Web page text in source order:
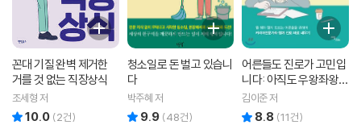
꼰대 기질 완벽 제거한
거를 것 없는 직장상식
조세형 저
10.0 (2건)
청소일로 돈 벌고 있습니
다
박주혜 저
9.9 (48건)
어른들도 진로가 고민입
니다: 아직도 우왕좌왕하
는 어른들을 위한 진로상
담서
김이준 저
8.8 (11건)